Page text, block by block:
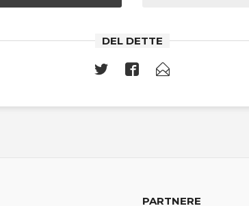
DEL DETTE
PARTNERE